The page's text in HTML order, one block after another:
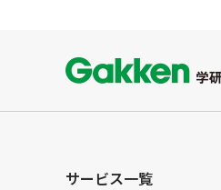
サービス一覧